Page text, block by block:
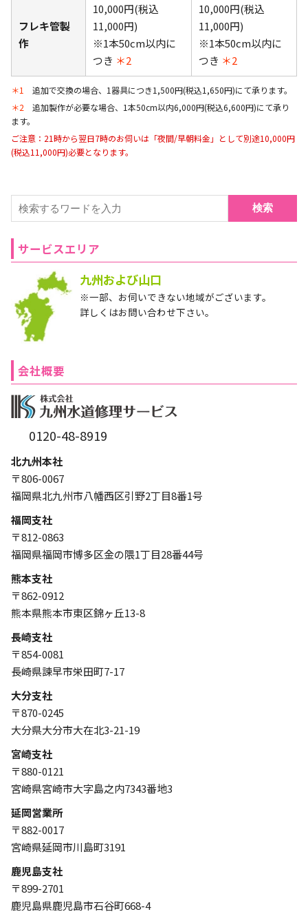
フレキ管製
作
10,000円(税込
11,000円)
※1本50cm以内に
つき ＊2
10,000円(税込
11,000円)
※1本50cm以内に
つき ＊2
＊1
追加で交換の場合、1器具につき1,500円(税込1,650円)にて承ります。
＊2 追加製作が必要な場合、1本50cm以内6,000円(税込6,600円)にて承り
ます。
ご注意：21時から翌日7時のお伺いは「夜間/早朝料金」として別途10,000円
(税込11,000円)必要となります。
検索
サービスエリア
九州および山口
※一部、お伺いできない地域がございます。
詳しくはお問い合わせ下さい。
会社概要
0120-48-8919
北九州本社
〒806-0067
福岡県北九州市八幡西区引野2丁目8番1号
福岡支社
〒812-0863
福岡県福岡市博多区金の隈1丁目28番44号
熊本支社
〒862-0912
熊本県熊本市東区錦ヶ丘13-8
長崎支社
〒854-0081
長崎県諫早市栄田町7-17
大分支社
〒870-0245
大分県大分市大在北3-21-19
宮崎支社
〒880-0121
宮崎県宮崎市大字島之内7343番地3
延岡営業所
〒882-0017
宮崎県延岡市川島町3191
鹿児島支社
〒899-2701
鹿児島県鹿児島市石谷町668-4